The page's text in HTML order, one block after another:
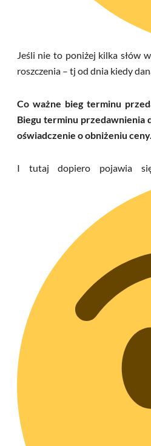
Jeśli nie to poniżej kilka słów
roszczenia – tj od dnia kiedy
Co ważne bieg terminu
Biegu terminu przedawnienia
oświadczenie o obniżeniu ceny.
I tutaj dopiero pojawia